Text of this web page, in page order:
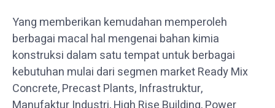
Yang memberikan kemudahan memperoleh
berbagai macal hal mengenai bahan kimia
konstruksi dalam satu tempat untuk berbagai
kebutuhan mulai dari segmen market Ready Mix
Concrete, Precast Plants, Infrastruktur,